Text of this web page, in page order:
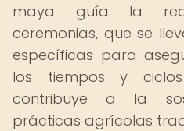
maya guía la
ceremonias, que se
específicas para
los tiempos y
contribuye a la
prácticas agrícolas